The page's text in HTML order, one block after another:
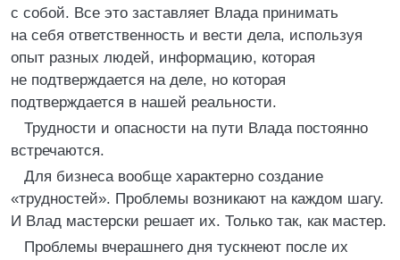
с собой. Все это заставляет Влада принимать
на себя ответственность и вести дела, используя
опыт разных людей, информацию, которая
не подтверждается на деле, но которая
подтверждается в нашей реальности.
Трудности и опасности на пути Влада постоянно
встречаются.
Для бизнеса вообще характерно создание
«трудностей». Проблемы возникают на каждом шагу.
И Влад мастерски решает их. Только так, как мастер.
Проблемы вчерашнего дня тускнеют после их